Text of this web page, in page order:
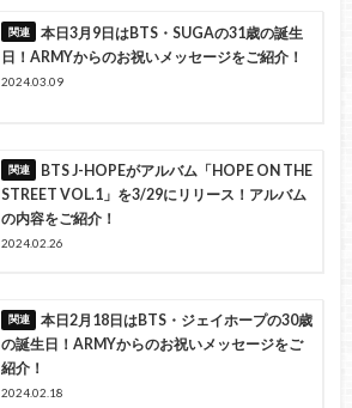
本日3月9日はBTS・SUGAの31歳の誕生
日！ARMYからのお祝いメッセージをご紹介！
2024.03.09
BTS J-HOPEがアルバム「HOPE ON THE
STREET VOL.1」を3/29にリリース！アルバム
の内容をご紹介！
2024.02.26
本日2月18日はBTS・ジェイホープの30歳
の誕生日！ARMYからのお祝いメッセージをご
紹介！
2024.02.18